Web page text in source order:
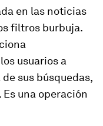
en las noticias
filtros burbuja.
usuarios a
sus búsquedas,
una operación